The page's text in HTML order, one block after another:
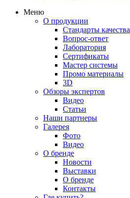
Меню
О продукции
Стандарты качества
Вопрос-ответ
Лаборатория
Сертификаты
Мастер системы
Промо материалы
3D
Обзоры экспертов
Видео
Статьи
Наши партнеры
Галерея
Фото
Видео
О бренде
Новости
Выставки
О бренде
Контакты